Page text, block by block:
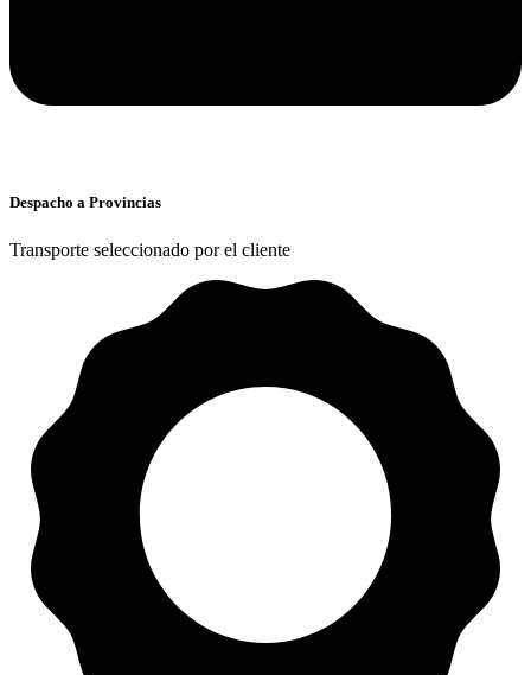
Despacho a Provincias
Transporte seleccionado por el cliente